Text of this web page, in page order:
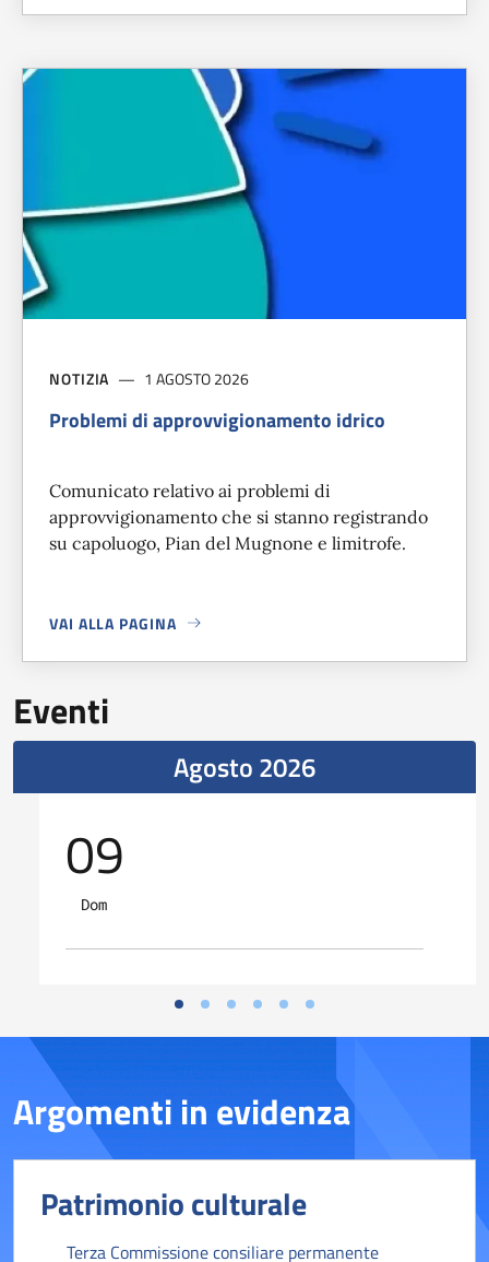
NOTIZIA 1 AGOSTO 2026
Problemi di approvvigionamento idrico
Comunicato relativo ai problemi di
approvvigionamento che si stanno registrando
su capoluogo, Pian del Mugnone e limitrofe.
VAI ALLA PAGINA
A PROPOSITO DIPROBLEMI DI APPROVVIGIONAMENTO
Eventi
Agosto 2026
09
Dom
Argomenti in evidenza
Patrimonio culturale
Terza Commissione consiliare permanente